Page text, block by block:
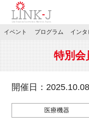
特別会員専用メニュー
イベント プログラム イン
特別会
開催日：
医療機器